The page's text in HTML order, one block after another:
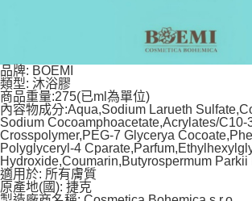
品牌: BOEMI
類型: 沐浴膠
商品重量:275(已ml為單位)
內容物成分:Aqua,Sodium Larueth
Sodium Cocoamphoacetate,Acrylates/C10-
Crosspolymer,PEG-7 Glycerya
Polyglyceryl-4
Hydroxide,Coumarin,Butyrospermum Parkii
適用於: 所有膚質
原產地(國): 捷克